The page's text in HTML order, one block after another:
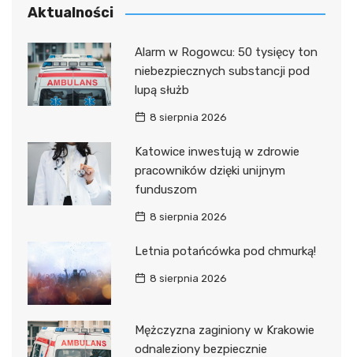
Aktualności
Alarm w Rogowcu: 50 tysięcy ton
niebezpiecznych substancji pod
lupą służb
8 sierpnia 2026
Katowice inwestują w zdrowie
pracowników dzięki unijnym
funduszom
8 sierpnia 2026
Letnia potańcówka pod chmurką!
8 sierpnia 2026
Mężczyzna zaginiony w Krakowie
odnaleziony bezpiecznie